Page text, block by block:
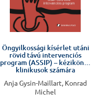
Öngyilkossági kísérlet utáni
rövid távú intervenciós
program (ASSIP) – kézikönyv
klinikusok számára
Anja Gysin-Maillart, Konrad
Michel